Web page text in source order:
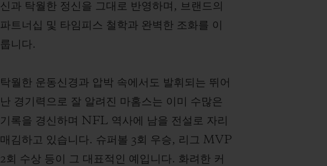
신과 탁월한 정신을 그대로 반영하며, 브랜드의
파트너십 및 타임피스 철학과 완벽한 조화를 이
룹니다.
탁월한 운동신경과 압박 속에서도 발휘되는 뛰어
난 경기력으로 잘 알려진 마홈스는 이미 수많은
기록을 경신하며 NFL 역사에 남을 전설로 자리
매김하고 있습니다. 슈퍼볼 3회 우승, 리그 MVP
2회 수상 등이 그 대표적인 예입니다. 화려한 커